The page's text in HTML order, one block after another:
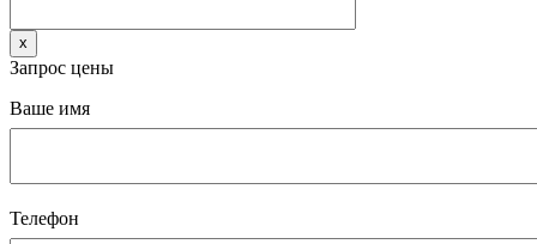
x
Запрос цены
Ваше имя
Телефон